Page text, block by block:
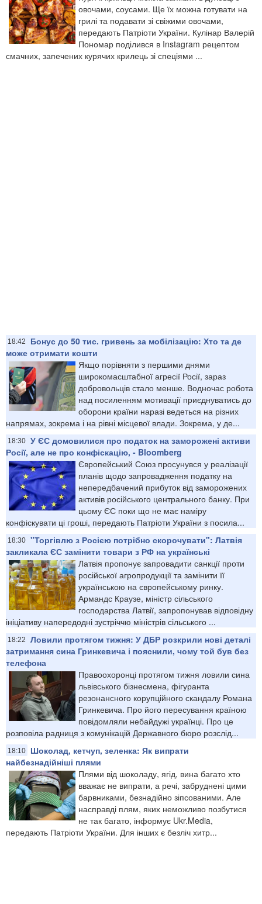
овочами, соусами. Ще їх можна готувати на
грилі та подавати зі свіжими овочами,
передають Патріоти України. Кулінар Валерій
Пономар поділився в Instagram рецептом
смачних, запечених курячих крилець зі спеціями ...
18:42
Бонус до 50 тис. гривень за мобілізацію: Хто та де
може отримати кошти
Якщо порівняти з першими днями
широкомасштабної агресії Росії, зараз
добровольців стало менше. Водночас робота
над посиленням мотивації приєднуватись до
оборони країни наразі ведеться на різних
напрямах, зокрема і на рівні місцевої влади. Зокрема, у де...
18:30 У ЄС домовилися про податок на заморожені активи
Росії, але не про конфіскацію, - Bloomberg
Європейський Союз просунувся у реалізації
планів щодо запровадження податку на
непередбачений прибуток від заморожених
активів російського центрального банку. При
цьому ЄС поки що не має наміру
конфіскувати ці гроші, передають Патріоти України з посила...
18:30 "Торгівлю з Росією потрібно скорочувати": Латвія
закликала ЄС замінити товари з РФ на українські
Латвія пропонує запровадити санкції проти
російської агропродукції та замінити її
українською на європейському ринку.
Армандс Краузе, міністр сільського
господарства Латвії, запропонував відповідну
ініціативу напередодні зустріччю міністрів сільського ...
18:22
Ловили протягом тижня: У ДБР розкрили нові деталі
затримання сина Гринкевича і пояснили, чому той був без
телефона
Правоохоронці протягом тижня ловили сина
львівського бізнесмена, фігуранта
резонансного корупційного скандалу Романа
Гринкевича. Про його пересування країною
повідомляли небайдужі українці. Про це
розповіла радниця з комунікацій Державного бюро розслід...
18:10
Шоколад, кетчуп, зеленка: Як випрати
найбезнадійніші плями
Плями від шоколаду, ягід, вина багато хто
вважає не випрати, а речі, забруднені цими
барвниками, безнадійно зіпсованими. Але
насправді плям, яких неможливо позбутися
не так багато, інформує Ukr.Media,
передають Патріоти України. Для інших є безліч хитр...